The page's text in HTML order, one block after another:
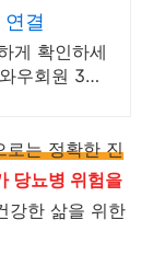
결
게 확인하세
우회원 30
로는 정확한 진
당뇨병 위험을
강한 삶을 위한